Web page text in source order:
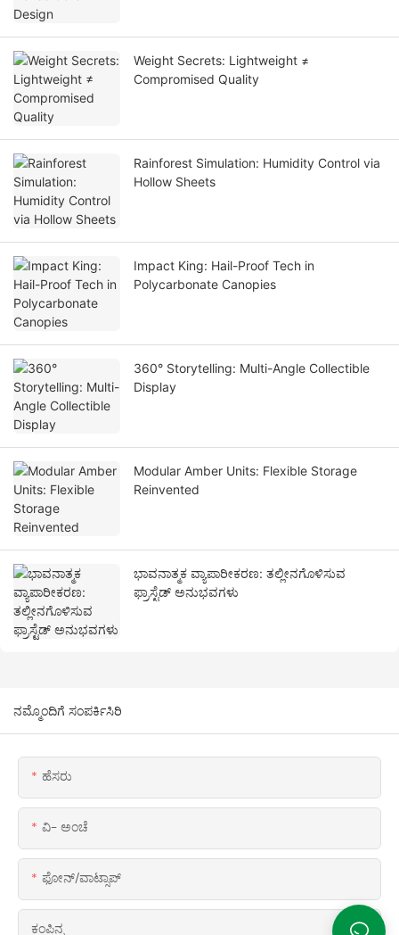
Weight Secrets: Lightweight ≠
Compromised Quality
Rainforest Simulation: Humidity Control via
Hollow Sheets
Impact King: Hail-Proof Tech in
Polycarbonate Canopies
360° Storytelling: Multi-Angle Collectible
Display
Modular Amber Units: Flexible Storage
Reinvented
ಭಾವನಾತ್ಮಕ ವ್ಯಾಪಾರೀಕರಣ: ತಲ್ಲೀನಗೊಳಿಸುವ
ಫ್ರಾಸ್ಟೆಡ್ ಅನುಭವಗಳು
ನಮ್ಮೊಂದಿಗೆ ಸಂಪರ್ಕಿಸಿರಿ
ಹೆಸರು
ವಿ- ಅಂಚೆ
ಫೋನ್/ವಾಟ್ಸಾಪ್
ಕಂಪಿನ್ನ